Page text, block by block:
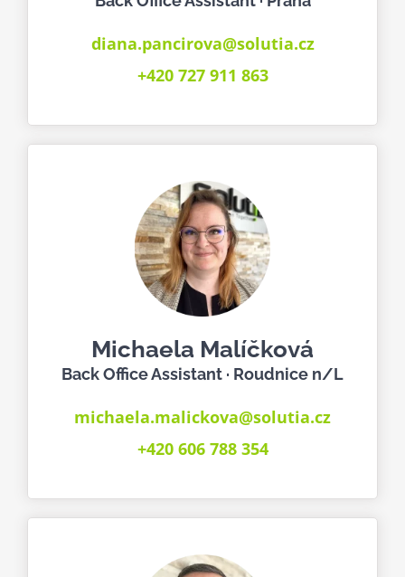
diana.pancirova@solutia.cz
+420 727 911 863
Michaela Malíčková
Back Office Assistant · Roudnice n/L
michaela.malickova@solutia.cz
+420 606 788 354